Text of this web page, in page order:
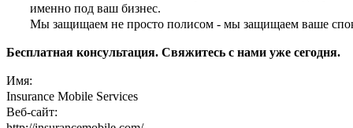
именно под ваш бизнес.
Мы защищаем не просто полисом - мы защищаем ваше
Бесплатная консультация. Свяжитесь с нами уже сегодня.
Имя:
Insurance Mobile Services
Веб-сайт: